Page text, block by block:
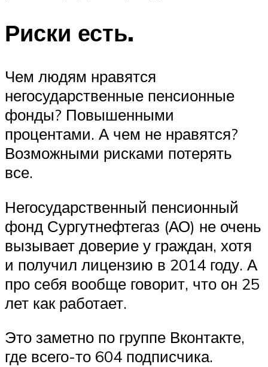
Риски есть.
Чем людям нравятся
негосударственные пенсионные
фонды? Повышенными
процентами. А чем не нравятся?
Возможными рисками потерять
все.
Негосударственный пенсионный
фонд Сургутнефтегаз (АО) не очень
вызывает доверие у граждан, хотя
и получил лицензию в 2014 году. А
про себя вообще говорит, что он 25
лет как работает.
Это заметно по группе Вконтакте,
где всего-то 604 подписчика.